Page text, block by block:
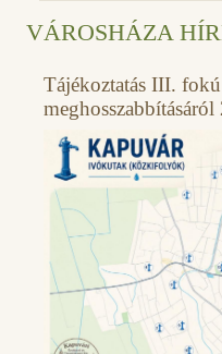
VÁROSHÁZA
Tájékoztatás III. fokú